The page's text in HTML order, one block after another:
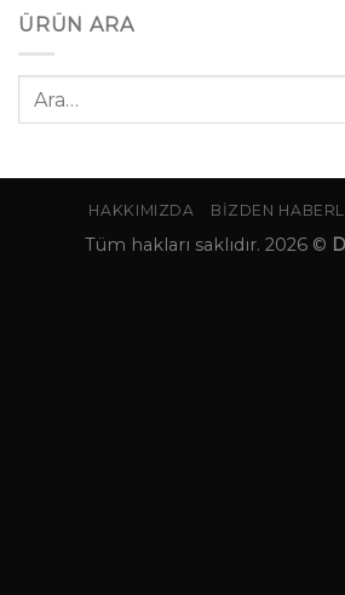
ÜRÜN ARA
Ara:
HAKKIMIZDA BIZDEN
Tüm hakları saklıdır. 2026 ©